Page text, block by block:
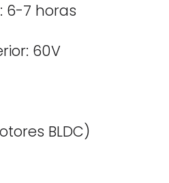
6-7 horas
60V
BLDC)